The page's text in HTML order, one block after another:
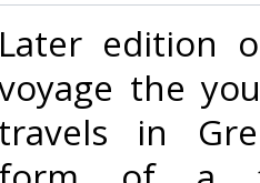
‎Later edition
the
travels in